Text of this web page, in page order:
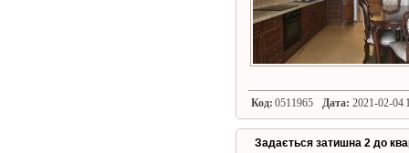
Код: 0511965 Дата: 2021-02-04
Задається затишна 2 до